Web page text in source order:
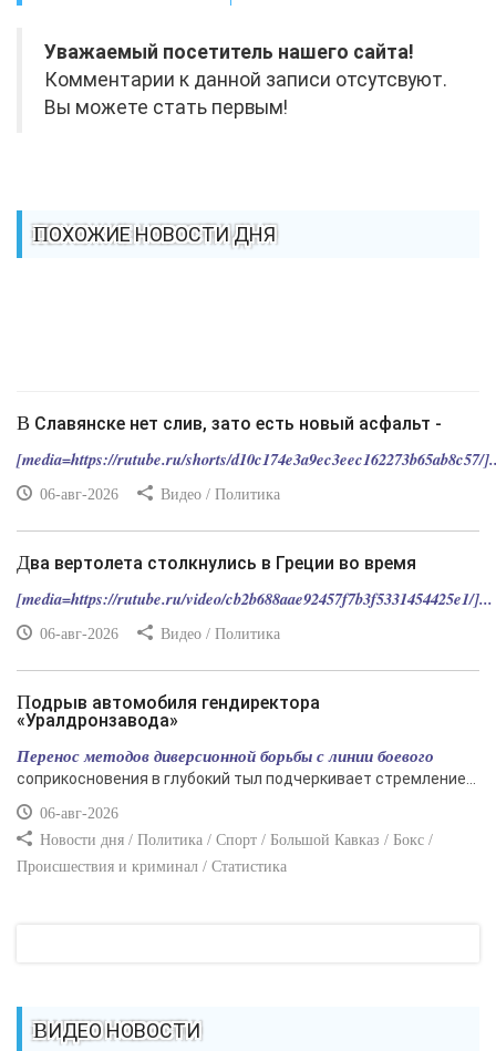
Уважаемый посетитель нашего сайта!
Комментарии к данной записи отсутсвуют.
Вы можете стать первым!
ПОХОЖИЕ НОВОСТИ ДНЯ
В Славянске нет слив, зато есть новый асфальт -
[media=https://rutube.ru/shorts/d10c174e3a9ec3eec162273b65ab8c57/
06-авг-2026 Видео / Политика
Два вертолета столкнулись в Греции во время
[media=https://rutube.ru/video/cb2b688aae92457f7b3f5331454425e1/]...
06-авг-2026 Видео / Политика
Подрыв автомобиля гендиректора
«Уралдронзавода»
Перенос методов диверсионной борьбы с линии боевого
соприкосновения в глубокий тыл подчеркивает стремление...
06-авг-2026
Новости дня / Политика / Спорт / Большой Кавказ / Бокс /
Происшествия и криминал / Статистика
ВИДЕО НОВОСТИ